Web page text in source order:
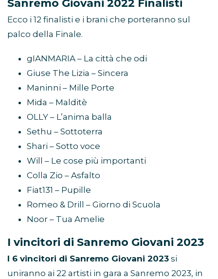
Sanremo Giovani 2022 Finalisti
Ecco i 12 finalisti e i brani che porteranno sul
palco della Finale.
gIANMARIA – La città che odi
Giuse The Lizia – Sincera
Maninni – Mille Porte
Mida – Malditè
OLLY – L’anima balla
Sethu – Sottoterra
Shari – Sotto voce
Will – Le cose più importanti
Colla Zio – Asfalto
Fiat131 – Pupille
Romeo & Drill – Giorno di Scuola
Noor – Tua Amelie
I vincitori di Sanremo Giovani 2023
I 6 vincitori di Sanremo Giovani 2023 si
uniranno ai 22 artisti in gara a Sanremo 2023, in